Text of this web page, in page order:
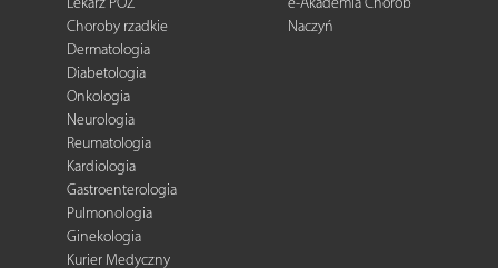
Choroby rzadkie
Dermatologia
Diabetologia
Onkologia
Neurologia
Reumatologia
Kardiologia
Gastroenterologia
Pulmonologia
Ginekologia
Kurier Medyczny
Naczyń